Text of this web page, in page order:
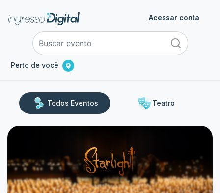
Perto de você
Acessar conta
Todos Eventos Teatro